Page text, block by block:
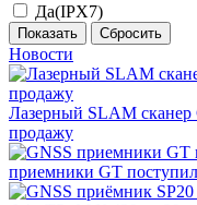
Да(IPX7)
Новости
Лазерный SLAM сканер
продажу
приемники GT